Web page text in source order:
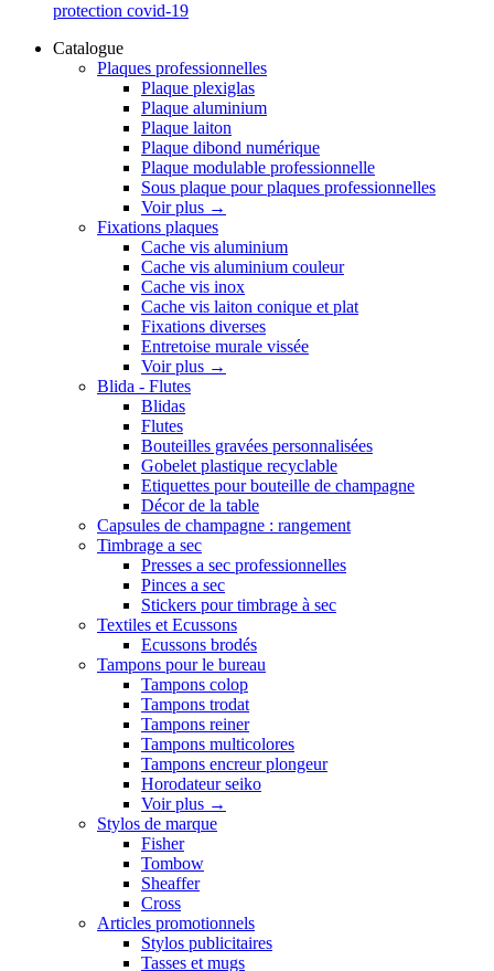
protection covid-19
Catalogue
Plaques professionnelles
Plaque plexiglas
Plaque aluminium
Plaque laiton
Plaque dibond numérique
Plaque modulable professionnelle
Sous plaque pour plaques professionnelles
Voir plus →
Fixations plaques
Cache vis aluminium
Cache vis aluminium couleur
Cache vis inox
Cache vis laiton conique et plat
Fixations diverses
Entretoise murale vissée
Voir plus →
Blida - Flutes
Blidas
Flutes
Bouteilles gravées personnalisées
Gobelet plastique recyclable
Etiquettes pour bouteille de champagne
Décor de la table
Capsules de champagne : rangement
Timbrage a sec
Presses a sec professionnelles
Pinces a sec
Stickers pour timbrage à sec
Textiles et Ecussons
Ecussons brodés
Tampons pour le bureau
Tampons colop
Tampons trodat
Tampons reiner
Tampons multicolores
Tampons encreur plongeur
Horodateur seiko
Voir plus →
Stylos de marque
Fisher
Tombow
Sheaffer
Cross
Articles promotionnels
Stylos publicitaires
Tasses et mugs